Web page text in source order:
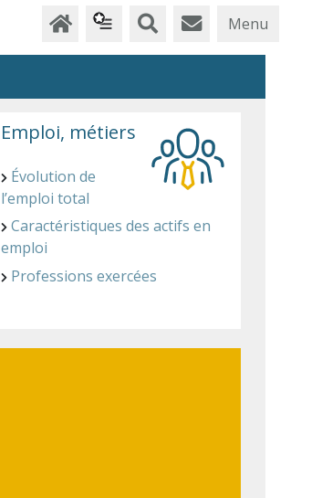
Menu
Emploi, métiers
Évolution de
l’emploi total
Caractéristiques des actifs en
emploi
Professions exercées